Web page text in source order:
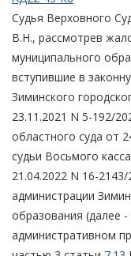
Судья Верховного
В.Н., рассмотрев
муниципального
вступившие в
Зиминского
23.11.2021 N 5-192/
областного суда от
судьи Восьмого
21.04.2022 N 16-
администрации
образования (далее
административном